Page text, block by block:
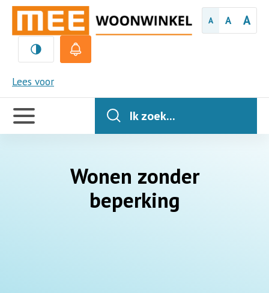
A A A
Lees voor
Woonaanbod
Logeren
Behandellocaties
MEE
Handige
links
Ik zoek...
Wonen zonder
beperking